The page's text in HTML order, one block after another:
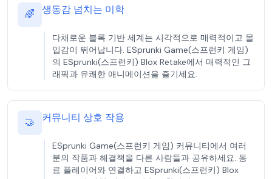
🌈 생동감 넘치는 미학
다채로운 블록 기반 세계는 시각적으로 매력적이고 몰
입감이 뛰어납니다. ESprunki Game(스프런키 게임)
의 ESprunki(스프런키) Blox Retake에서 매력적인 그
래픽과 유쾌한 애니메이션을 즐기세요.
🤝 커뮤니티 상호 작용
ESprunki Game(스프런키 게임) 커뮤니티에서 여러
분의 작품과 해결책을 다른 사람들과 공유하세요. 동
료 플레이어와 연결하고 ESprunki(스프런키) Blox